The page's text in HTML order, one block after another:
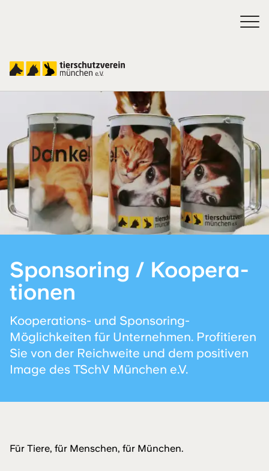
Sponsoring / Koopera­
tionen
Kooperations- und Sponsoring-
Möglichkeiten für Unternehmen. Profitieren
Sie von der Reichweite und dem positiven
Image des TSchV München e.V.
Für Tiere, für Menschen, für München.